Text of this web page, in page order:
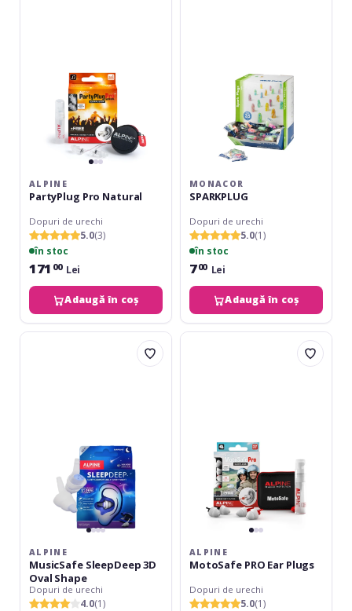
ALPINE
PartyPlug Pro Natural
Dopuri de urechi
5.0(3)
în stoc
171 00 Lei
Adaugă în coș
MONACOR
SPARKPLUG
Dopuri de urechi
5.0(1)
în stoc
700 Lei
Adaugă în coș
Alpine
ALPINE
MusicSafe SleepDeep 3D
Oval Shape
Dopuri de urechi
4.0(1)
Alpine
ALPINE
MotoSafe PRO Ear Plugs
Dopuri de urechi
5.0(1)